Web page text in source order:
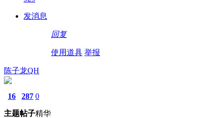
发消息
回复
使用道具 举报
陈子龙QH
16
主题
287
帖子
0
精华